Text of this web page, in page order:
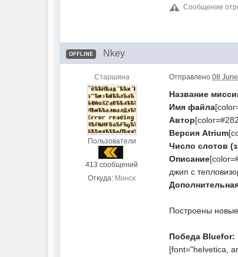
Сообщение
OFFLINE Nkey
Старшина
Пользователи
413 сообщений
Откуда: Минск
Отправлено 08
Название
Имя файла
Автор
Версия Atrium
Число слотов
Описание
джип с
Построены
Победа Bluefor:
[font="helvetica,